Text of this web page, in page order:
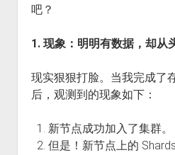
吧？
1. 现象：明明有数据，却从
现实狠狠打脸。当我完成了
后，观测到的现象如下：
新节点成功加入了集群。
但是！新节点上的